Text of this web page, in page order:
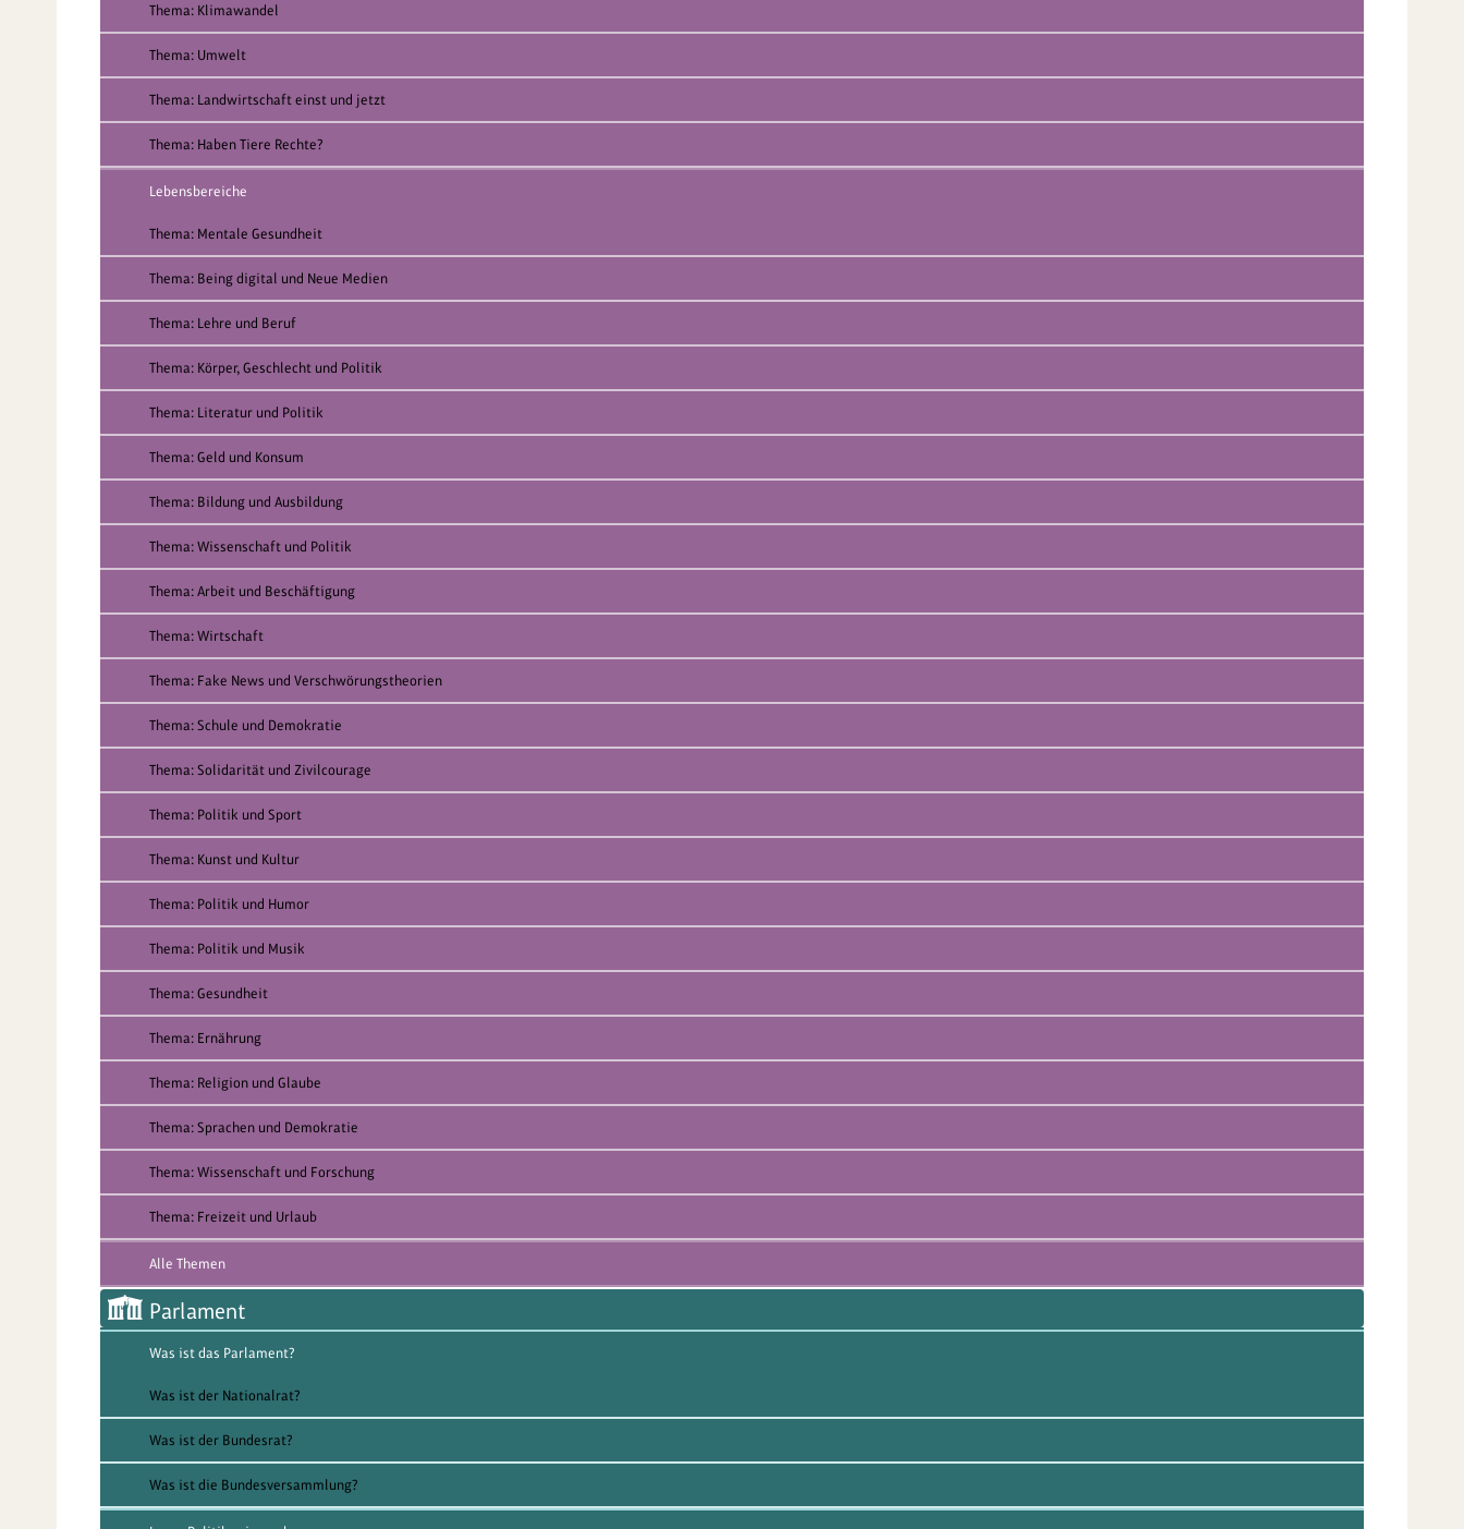
Thema: Klimawandel
Thema: Umwelt
Thema: Landwirtschaft einst und jetzt
Thema: Haben Tiere Rechte?
Lebensbereiche
Thema: Mentale Gesundheit
Thema: Being digital und Neue Medien
Thema: Lehre und Beruf
Thema: Körper, Geschlecht und Politik
Thema: Literatur und Politik
Thema: Geld und Konsum
Thema: Bildung und Ausbildung
Thema: Wissenschaft und Politik
Thema: Arbeit und Beschäftigung
Thema: Wirtschaft
Thema: Fake News und Verschwörungstheorien
Thema: Schule und Demokratie
Thema: Solidarität und Zivilcourage
Thema: Politik und Sport
Thema: Kunst und Kultur
Thema: Politik und Humor
Thema: Politik und Musik
Thema: Gesundheit
Thema: Ernährung
Thema: Religion und Glaube
Thema: Sprachen und Demokratie
Thema: Wissenschaft und Forschung
Thema: Freizeit und Urlaub
Alle Themen
Parlament
Was ist das Parlament?
Was ist der Nationalrat?
Was ist der Bundesrat?
Was ist die Bundesversammlung?